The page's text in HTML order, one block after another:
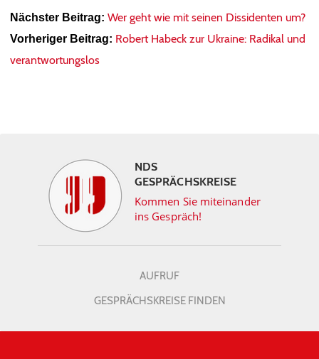
Nächster Beitrag: Wer geht wie mit seinen Dissidenten um?
Vorheriger Beitrag: Robert Habeck zur Ukraine: Radikal und
verantwortungslos
NDS
GESPRÄCHSKREISE
Kommen Sie miteinander
ins Gespräch!
AUFRUF
GESPRÄCHSKREISE FINDEN